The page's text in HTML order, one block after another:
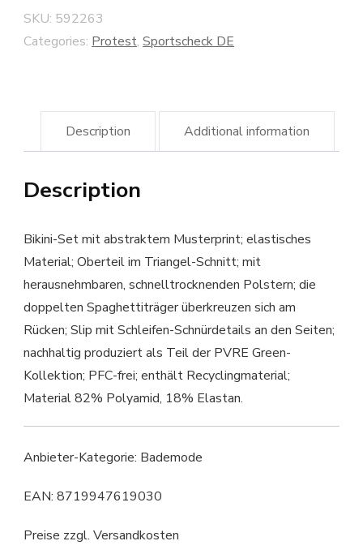
SKU: 592263
Categories: Protest, Sportscheck DE
Description Additional information
Description
Bikini-Set mit abstraktem Musterprint; elastisches
Material; Oberteil im Triangel-Schnitt; mit
herausnehmbaren, schnelltrocknenden Polstern; die
doppelten Spaghettiträger überkreuzen sich am
Rücken; Slip mit Schleifen-Schnürdetails an den Seiten;
nachhaltig produziert als Teil der PVRE Green-
Kollektion; PFC-frei; enthält Recyclingmaterial;
Material 82% Polyamid, 18% Elastan.
Anbieter-Kategorie: Bademode
EAN: 8719947619030
Preise zzgl. Versandkosten